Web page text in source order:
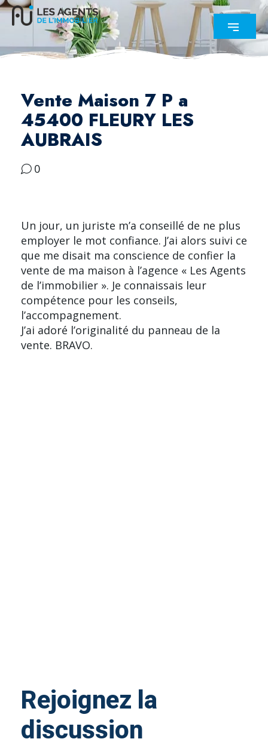
Vente Maison 7 P a
45400 FLEURY LES
AUBRAIS
0
Un jour, un juriste m’a conseillé de ne plus
employer le mot confiance. J’ai alors suivi ce
que me disait ma conscience de confier la
vente de ma maison à l’agence « Les Agents
de l’immobilier ». Je connaissais leur
compétence pour les conseils,
l’accompagnement.
J’ai adoré l’originalité du panneau de la
vente. BRAVO.
Rejoignez la
discussion